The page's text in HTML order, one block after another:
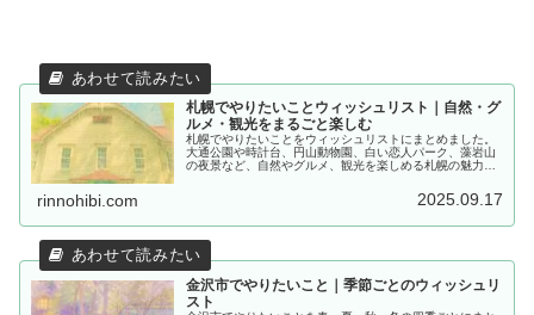
札幌でやりたいことウィッシュリスト｜自然・グ
ルメ・観光をまるごと楽しむ
札幌でやりたいことをウィッシュリストにまとめました。
大通公園や時計台、円山動物園、白い恋人パーク、藻岩山
の夜景など、自然やグルメ、観光を楽しめる札幌の魅力を
rinnohibi.com 2025.09.17
金沢市でやりたいこと｜季節ごとのウィッシュリ
スト